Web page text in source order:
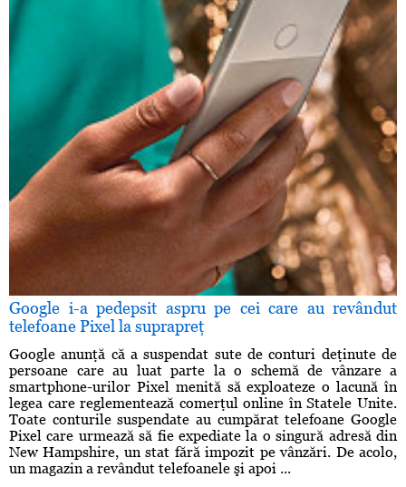
Google i-a pedepsit aspru pe cei care au revândut
telefoane Pixel la suprapreţ
Google anunţă că a suspendat sute de conturi deţinute de
persoane care au luat parte la o schemă de vânzare a
smartphone-urilor Pixel menită să exploateze o lacună în
legea care reglementează comerţul online în Statele Unite.
Toate conturile suspendate au cumpărat telefoane Google
Pixel care urmează să fie expediate la o singură adresă din
New Hampshire, un stat fără impozit pe vânzări. De acolo,
un magazin a revândut telefoanele şi apoi ...